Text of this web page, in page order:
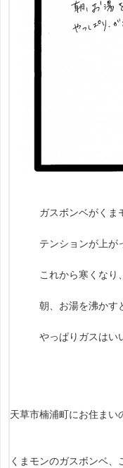
ガスボンベがくまモ
テンションが上がっ
これから寒くなり、
朝、お湯を沸かすと
やっぱりガスはいい
天草市楠浦町にお住まい
くまモンのガスボンベ、